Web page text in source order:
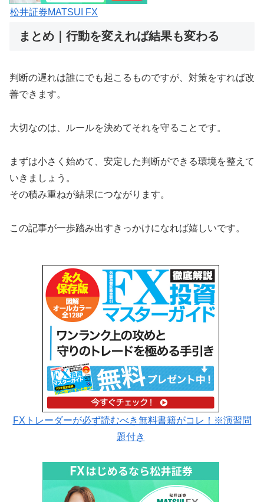
松井証券MATSUI FX
まとめ｜行動を変えれば結果も変わる
判断の遅れは誰にでも起こるものですが、対策をすれば改
善できます。
大切なのは、ルールを決めてそれを守ることです。
まずは小さく始めて、安定した判断ができる環境を整えて
いきましょう。
その積み重ねが結果につながります。
この記事が一歩踏み出すきっかけになれば嬉しいです。
FXトレーダーが必ず読むべき無料書籍がコレ！※演習問
題付き